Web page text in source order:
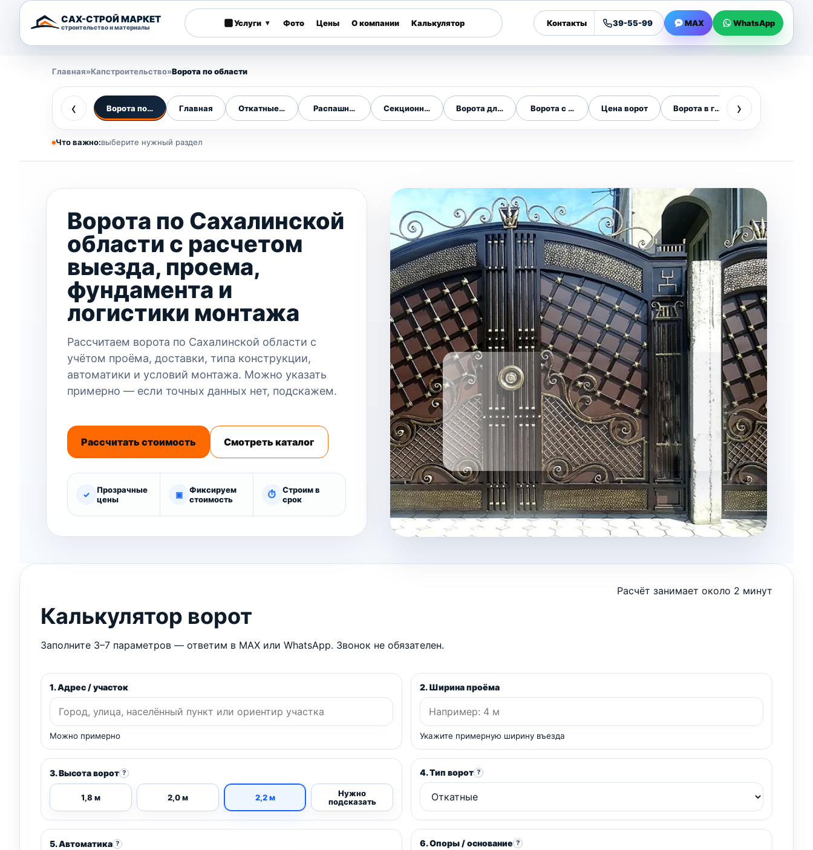
САХ-СТРОЙ МАРКЕТ
строительство и материалы Услуги ▾ Фото Цены О компании Калькулятор Контакты 39-55-99 MAX WhatsApp
Главная»Капстроительство»Ворота по области
‹ Ворота по областиГлавная Откатные ворота Распашные воротаСекционные воротаВорота для дома Ворота с автоматикойЦена ворот Ворота в городе Установка
›
Что важно:выберите нужный раздел
Ворота по Сахалинской
области с расчетом
выезда, проема,
фундамента и
логистики монтажа
Рассчитаем ворота по Сахалинской области с
учётом проёма, доставки, типа конструкции,
автоматики и условий монтажа. Можно указать
примерно — если точных данных нет, подскажем.
Рассчитать стоимость Смотреть каталог
✓
Прозрачные
цены
▣
Фиксируем
стоимость
⏱
Строим в
срок
Калькулятор ворот
Заполните 3–7 параметров — ответим в MAX или WhatsApp. Звонок не обязателен.
Расчёт занимает около 2 минут
1. Адрес / участок
Можно примерно
2. Ширина проёма
Укажите примерную ширину въезда
3. Высота ворот ?
1,8 м 2,0 м 2,2 м
Нужно
подсказать
4. Тип ворот ?
5. Автоматика ? 6. Опоры / основание ?